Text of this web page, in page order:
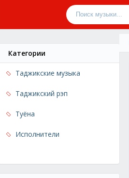
Категории
Таджикские музыка
Таджикский рэп
Туёна
Исполнители